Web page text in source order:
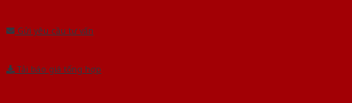
Gửi yêu cầu tư vấn
Tải báo giá tổng hợp